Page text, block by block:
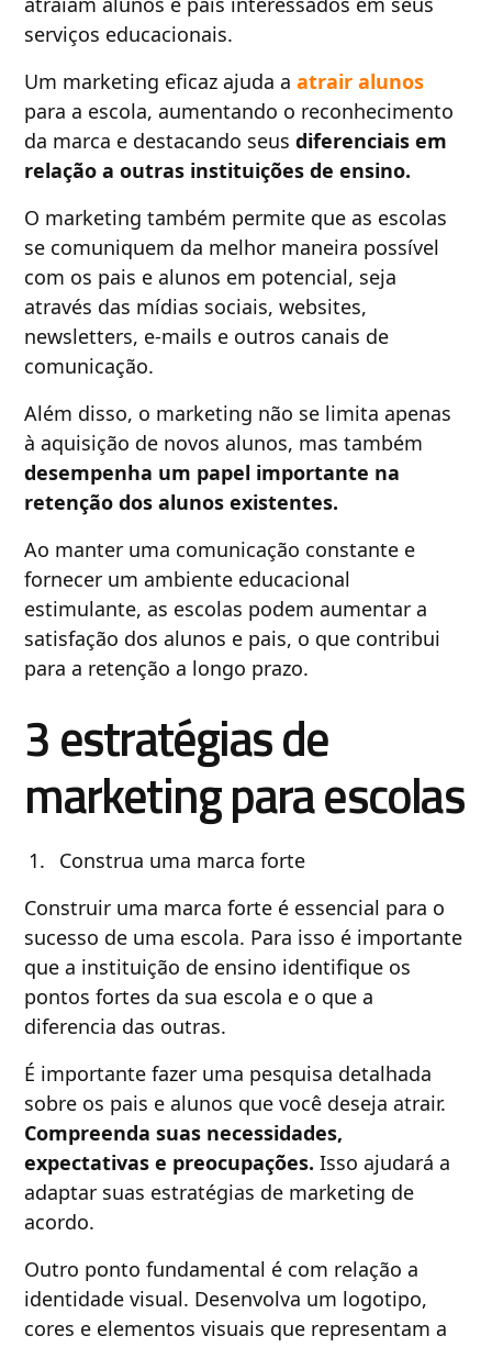
serviços educacionais.
Um marketing eficaz ajuda aatrair alunos
para a escola, aumentando o reconhecimento
da marca e destacando seusdiferenciais em
relação a outras instituições de ensino.
O marketing também permite que as escolas
se comuniquem da melhor maneira possível
com os pais e alunos em potencial, seja
através das mídias sociais, websites,
newsletters, e-mails e outros canais de
comunicação.
Além disso, o marketing não se limita apenas
à aquisição de novos alunos, mas também
desempenha um papel importante na
retenção dos alunos existentes.
Ao manter uma comunicação constante e
fornecer um ambiente educacional
estimulante, as escolas podem aumentar a
satisfação dos alunos e pais, o que contribui
para a retenção a longo prazo.
3 estratégias de
marketing para escolas
Construa uma marca forte
Construir uma marca forte é essencial para o
sucesso de uma escola. Para isso é importante
que a instituição de ensino identifique os
pontos fortes da sua escola e o que a
diferencia das outras.
É importante fazer uma pesquisa detalhada
sobre os pais e alunos que você deseja atrair.
Compreenda suas necessidades,
expectativas e preocupações. Isso ajudará a
adaptar suas estratégias de marketing de
acordo.
Outro ponto fundamental é com relação a
identidade visual. Desenvolva um logotipo,
cores e elementos visuais que representam a